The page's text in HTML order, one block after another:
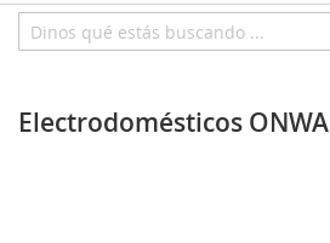
Inicio Marcas ONWA
Electrodomésticos ONWA